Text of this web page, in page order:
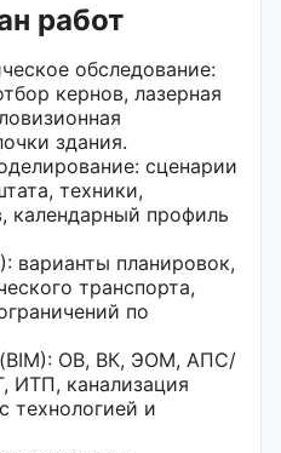
работ
обследование:
кернов, лазерная
здания.
сценарии
техники,
календарный профиль
варианты планировок,
транспорта,
по
ОВ, ВК, ЭОМ, АПС/
ИТП, канализация
технологией и